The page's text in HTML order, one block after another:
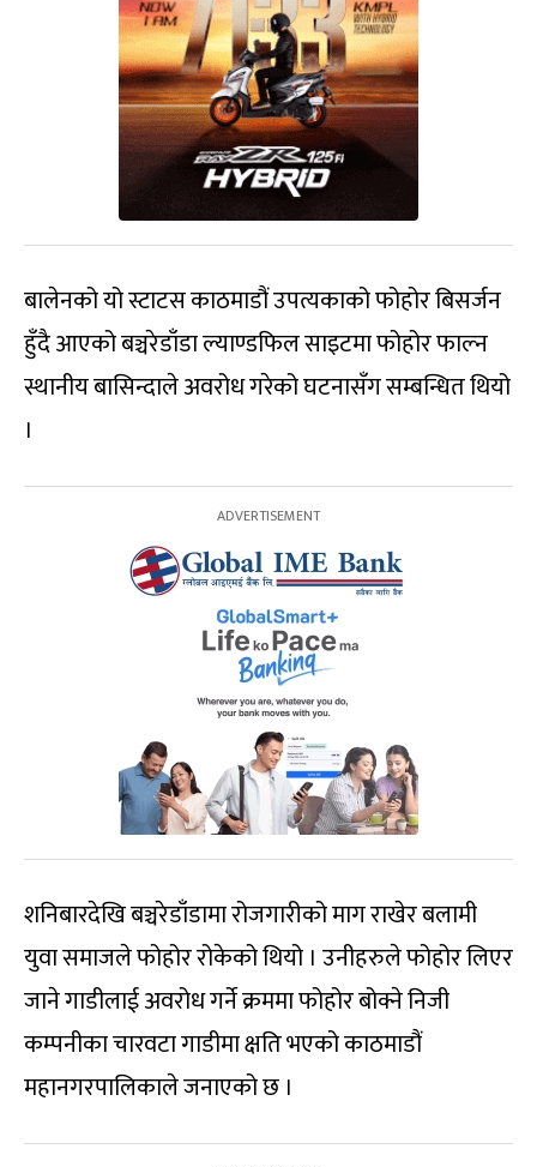
बालेनको यो स्टाटस काठमाडौं उपत्यकाको फोहोर बिसर्जन
हुँदै आएको बञ्चरेडाँडा ल्याण्डफिल साइटमा फोहोर फाल्न
स्थानीय बासिन्दाले अवरोध गरेको घटनासँग सम्बन्धित थियो
।
शनिबारदेखि बञ्चरेडाँडामा रोजगारीको माग राखेर बलामी
युवा समाजले फोहोर रोकेको थियो । उनीहरुले फोहोर लिएर
जाने गाडीलाई अवरोध गर्ने क्रममा फोहोर बोक्ने निजी
कम्पनीका चारवटा गाडीमा क्षति भएको काठमाडौं
महानगरपालिकाले जनाएको छ ।